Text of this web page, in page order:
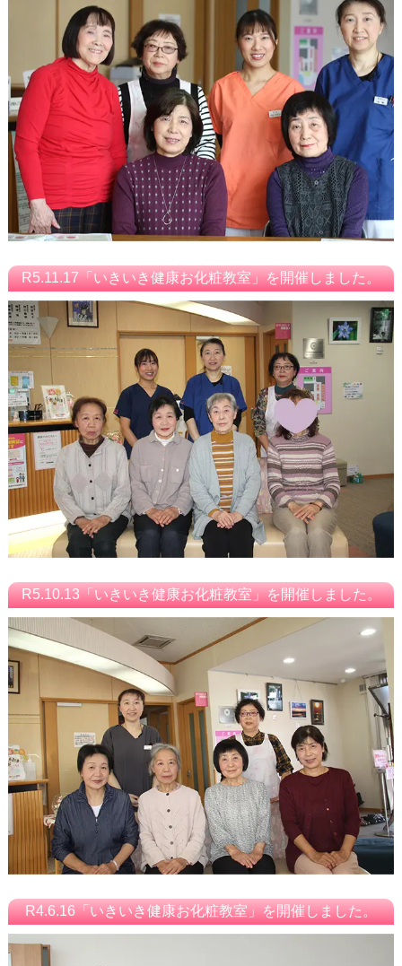
R5.11.17「いきいき健康お化粧教室」を開催しました。
R5.10.13「いきいき健康お化粧教室」を開催しました。
R4.6.16「いきいき健康お化粧教室」を開催しました。